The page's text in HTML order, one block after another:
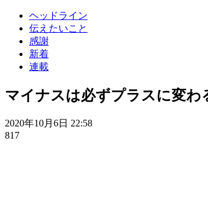
ヘッドライン
伝えたいこと
感謝
新着
連載
マイナスは必ずプラスに変わ
2020年10月6日 22:58
817